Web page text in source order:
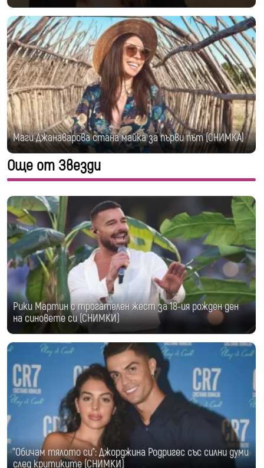
Маги Джанаварова стана майка за първи път (СНИМКА)
Още от Звезди
Рики Мартин с трогателен жест за 18-ия рожден ден
на синовете си (СНИМКИ)
"Обичам тялото си": Джорджина Родригес със силни думи
след критиките (СНИМКИ)